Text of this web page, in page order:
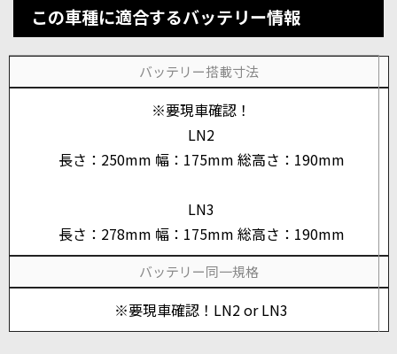
この車種に適合するバッテリー情報
バッテリー搭載寸法
※要現車確認！
LN2
長さ：250mm 幅：175mm 総高さ：190mm
LN3
長さ：278mm 幅：175mm 総高さ：190mm
バッテリー同一規格
※要現車確認！LN2 or LN3